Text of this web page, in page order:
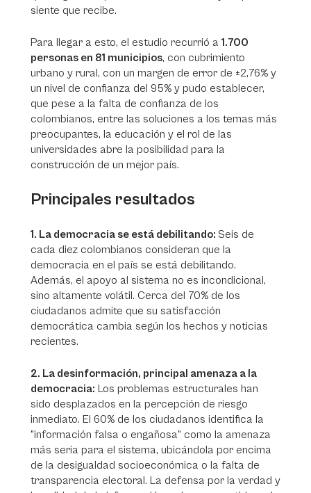
siente que recibe.
Para llegar a esto, el estudio recurrió a 1.700
personas en 81 municipios, con cubrimiento
urbano y rural, con un margen de error de ±2,76% y
un nivel de confianza del 95% y pudo establecer,
que pese a la falta de confianza de los
colombianos, entre las soluciones a los temas más
preocupantes, la educación y el rol de las
universidades abre la posibilidad para la
construcción de un mejor país.
Principales resultados
1. La democracia se está debilitando: Seis de
cada diez colombianos consideran que la
democracia en el país se está debilitando.
Además, el apoyo al sistema no es incondicional,
sino altamente volátil. Cerca del 70% de los
ciudadanos admite que su satisfacción
democrática cambia según los hechos y noticias
recientes.
2. La desinformación, principal amenaza a la
democracia: Los problemas estructurales han
sido desplazados en la percepción de riesgo
inmediato. El 60% de los ciudadanos identifica la
"información falsa o engañosa" como la amenaza
más seria para el sistema, ubicándola por encima
de la desigualdad socioeconómica o la falta de
transparencia electoral. La defensa por la verdad y